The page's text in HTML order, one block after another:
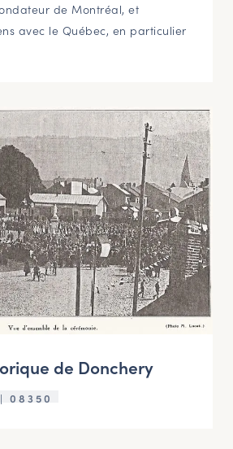
de Montréal, et
avec le Québec, en particulier
de Donchery
| 08350